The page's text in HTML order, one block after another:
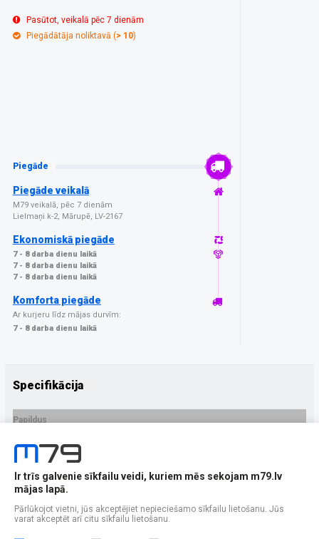
Pasūtot, veikalā pēc 7 dienām
Piegādātāja noliktavā (> 10)
Piegāde
Piegāde veikalā
M79 veikalā, pēc 7 dienām
Lielmaņi k-2, Mārupē, LV-2167
Ekonomiskā piegāde
7 - 8 darba dienu laikā
7 - 8 darba dienu laikā
7 - 8 darba dienu laikā
Komforta piegāde
Ar kurjeru līdz mājas durvīm:
7 - 8 darba dienu laikā
Specifikācija
Papildus
Ražotājs
PRECES APRAKSTS
EAN - 5906146479951
Ir trīs galvenie sīkfailu veidi, kuriem mēs sekojam m79.lv
mājas lapā.
Pārlūkojot vietni, jūs akceptējiet nepieciešamo sīkfailu lietošanu. Jūs
varat akceptēt arī citu sīkfailu lietošanu.